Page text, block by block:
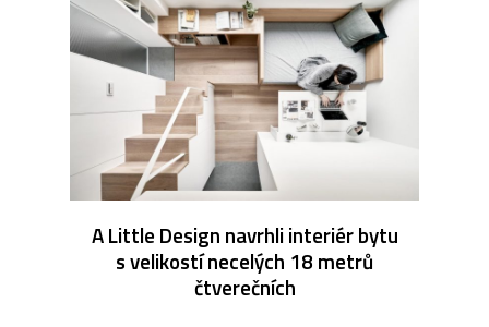
A Little Design navrhli interiér bytu
s velikostí necelých 18 metrů
čtverečních